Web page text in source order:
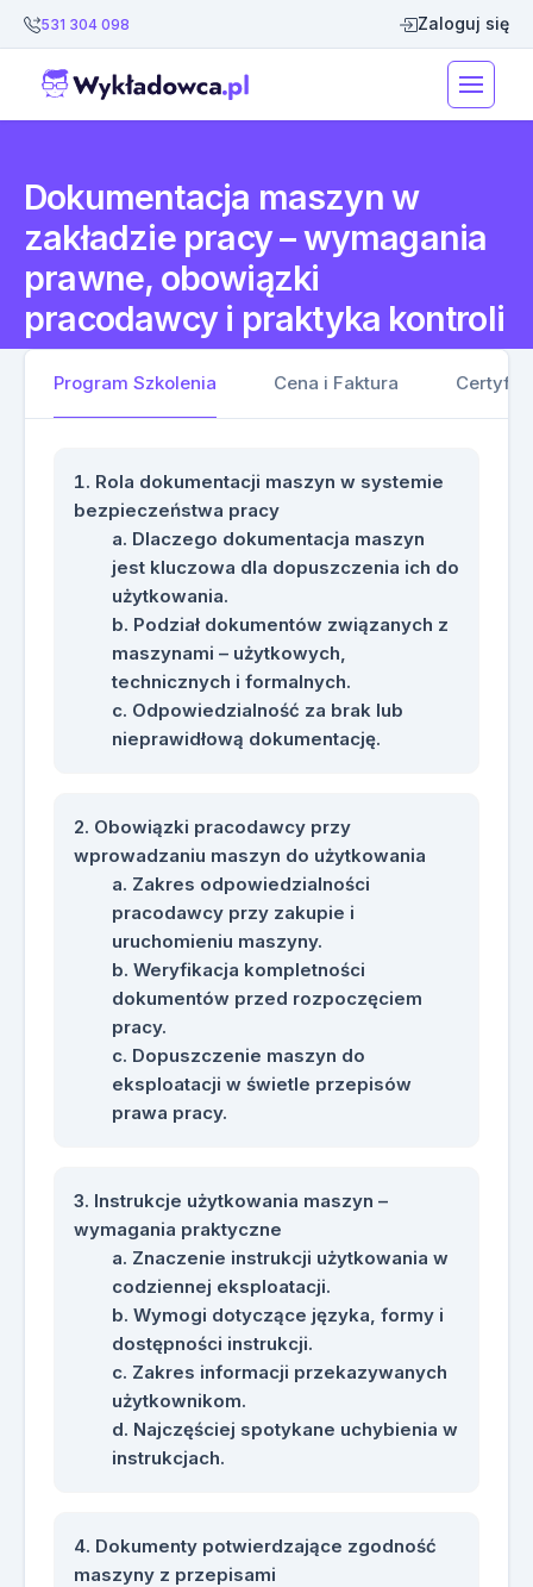
531 304 098 Zaloguj się
Dokumentacja maszyn w
zakładzie pracy – wymagania
prawne, obowiązki
pracodawcy i praktyka kontroli
Program Szkolenia Cena i Faktura
Rola dokumentacji maszyn w systemie
bezpieczeństwa pracy
Dlaczego dokumentacja maszyn
jest kluczowa dla dopuszczenia ich do
użytkowania.
Podział dokumentów związanych z
maszynami – użytkowych,
technicznych i formalnych.
Odpowiedzialność za brak lub
nieprawidłową dokumentację.
Obowiązki pracodawcy przy
wprowadzaniu maszyn do użytkowania
Zakres odpowiedzialności
pracodawcy przy zakupie i
uruchomieniu maszyny.
Weryfikacja kompletności
dokumentów przed rozpoczęciem
pracy.
Dopuszczenie maszyn do
eksploatacji w świetle przepisów
prawa pracy.
Instrukcje użytkowania maszyn –
wymagania praktyczne
Znaczenie instrukcji użytkowania w
codziennej eksploatacji.
Wymogi dotyczące języka, formy i
dostępności instrukcji.
Zakres informacji przekazywanych
użytkownikom.
Najczęściej spotykane uchybienia w
instrukcjach.
Dokumenty potwierdzające zgodność
maszyny z przepisami